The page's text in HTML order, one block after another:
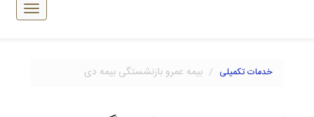
تبدیل
ناوبری
خدمات تکمیلی بیمه عمرو بازنشستگی بیمه دی